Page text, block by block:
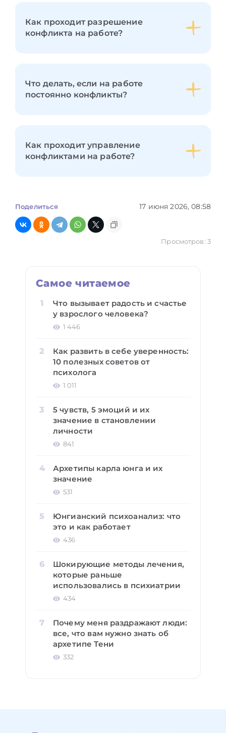
Как проходит разрешение
конфликта на работе?
Что делать, если на работе
постоянно конфликты?
Как проходит управление
конфликтами на работе?
Поделиться 17 июня 2026, 08:58
Просмотров: 3
Самое читаемое
Что вызывает радость и счастье
у взрослого человека?
1 446
Как развить в себе уверенность:
10 полезных советов от
психолога
1 011
5 чувств, 5 эмоций и их
значение в становлении
личности
841
Архетипы карла юнга и их
значение
531
Юнгианский психоанализ: что
это и как работает
436
Шокирующие методы лечения,
которые раньше
использовались в психиатрии
434
Почему меня раздражают люди:
все, что вам нужно знать об
архетипе Тени
332